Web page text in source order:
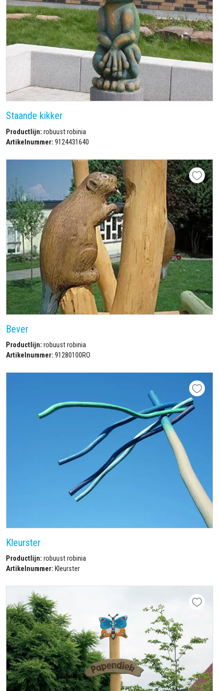
Staande kikker
Productlijn: robuust robinia
Artikelnummer: 9124431640
Bever
Productlijn: robuust robinia
Artikelnummer: 91280100RO
Kleurster
Productlijn: robuust robinia
Artikelnummer: Kleurster